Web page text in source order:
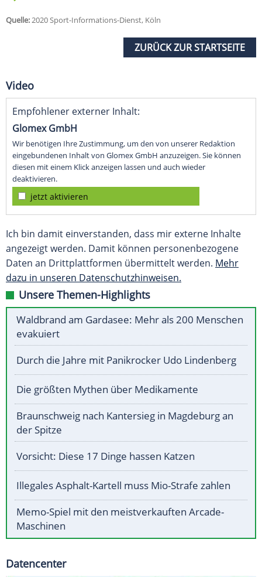
Quelle:2020 Sport-Informations-Dienst, Köln
ZURÜCK ZUR STARTSEITE
Video
Empfohlener externer Inhalt:
Glomex GmbH
Wir benötigen Ihre Zustimmung, um den von unserer Redaktion
eingebundenen Inhalt von Glomex GmbH anzuzeigen. Sie können
diesen mit einem Klick anzeigen lassen und auch wieder
deaktivieren.
jetzt aktivieren
Ich bin damit einverstanden, dass mir externe Inhalte
angezeigt werden. Damit können personenbezogene
Daten an Drittplattformen übermittelt werden. Mehr
dazu in unseren Datenschutzhinweisen.
Unsere Themen-Highlights
Waldbrand am Gardasee: Mehr als 200 Menschen
evakuiert
Durch die Jahre mit Panikrocker Udo Lindenberg
Die größten Mythen über Medikamente
Braunschweig nach Kantersieg in Magdeburg an
der Spitze
Vorsicht: Diese 17 Dinge hassen Katzen
Illegales Asphalt-Kartell muss Mio-Strafe zahlen
Memo-Spiel mit den meistverkauften Arcade-
Maschinen
Datencenter